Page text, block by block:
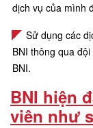
dịch vụ của mình
Sử dụng các
BNI thông qua
BNI.
BNI hiện
viên như